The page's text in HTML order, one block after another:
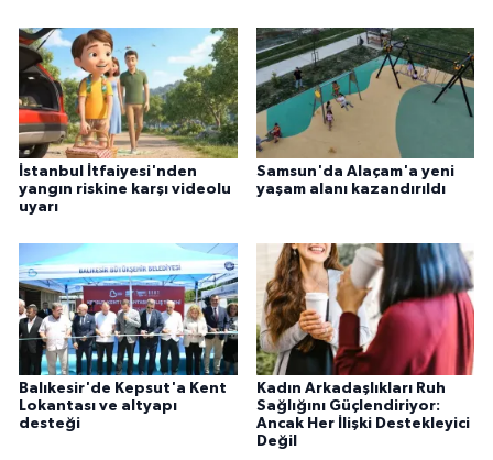
İstanbul İtfaiyesi'nden
yangın riskine karşı videolu
uyarı
Samsun'da Alaçam'a yeni
yaşam alanı kazandırıldı
Balıkesir'de Kepsut'a Kent
Lokantası ve altyapı
desteği
Kadın Arkadaşlıkları Ruh
Sağlığını Güçlendiriyor:
Ancak Her İlişki Destekleyici
Değil